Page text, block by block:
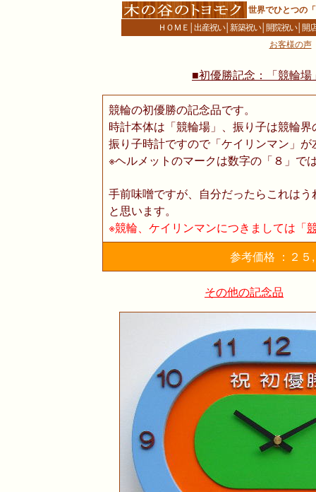
世界でひとつの
ＨＯＭＥ │出産祝い│新築祝い│開院祝い│開
お客様の声
■初優勝記念：「競輪
競輪の初優勝の記念品です。
時計本体は「競輪場」、振り子は競輪
振り子時計ですので「ケイリンマン」
※ヘルメットのマークは数字の「８」で
手前味噌ですが、自分だったらこれは
と思います。
※競輪、ケイリンマンにつきましては「
参考価格 ：２
その他の記念品